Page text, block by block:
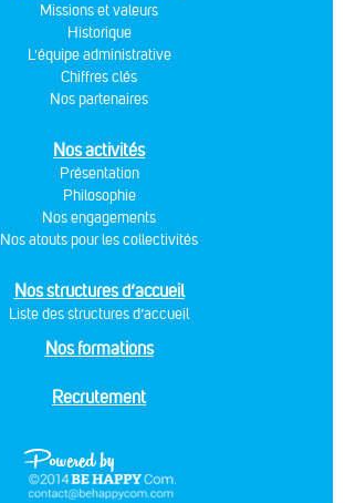
Missions et valeurs
Historique
L'équipe administrative
Chiffres clés
Nos partenaires
Nos activités
Présentation
Philosophie
Nos engagements
Nos atouts pour les collectivités
Nos structures d’accueil
Liste des structures d’accueil
Nos formations
Recrutement